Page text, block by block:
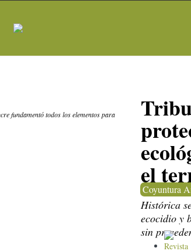
fundamentó todos los elementos para
el
Coyuntura
Histórica
ecocidio y
sin